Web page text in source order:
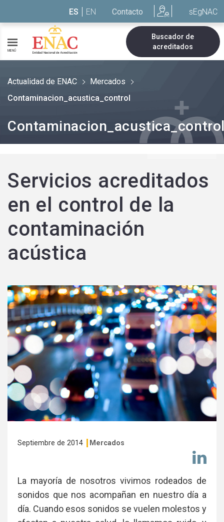
ES EN Contacto sEgNAC
MENÚ
Buscador de
acreditados
Actualidad de ENAC
Mercados
Contaminacion_acustica_control
Servicios acreditados
en el control de la
contaminación
acústica
Septiembre de 2014 Mercados
La mayoría de nosotros vivimos rodeados de
sonidos que nos acompañan en nuestro día a
día. Cuando esos sonidos se vuelen molestos y